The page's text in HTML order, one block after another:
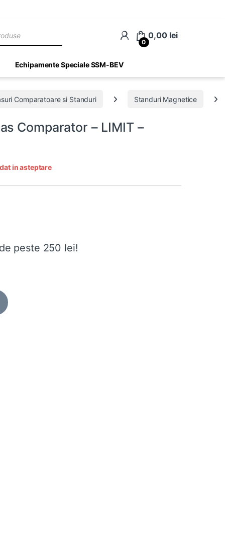
0
0,00 lei
Echipamente Speciale SSM-BEV
Comparatoare si Standuri Standuri Magnetice
Comparator – LIMIT –
in asteptare
peste 250 lei!